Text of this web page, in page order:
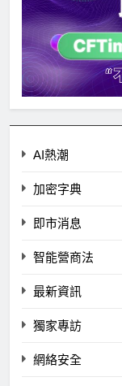
AI熱潮
加密字典
即市消息
智能營商法
最新資訊
獨家專訪
網絡安全